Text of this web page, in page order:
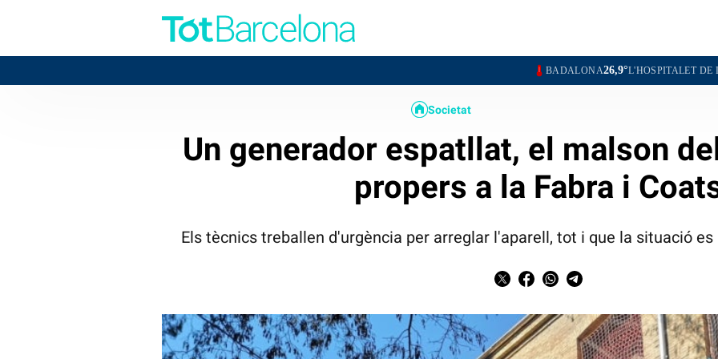
26,9°L'HOSPITALET DE LLOBREGAT
Societat
Un generador espatllat, el malson
propers a la Fabra i
Els tècnics treballen d'urgència per arreglar l'aparell, tot i que la situació